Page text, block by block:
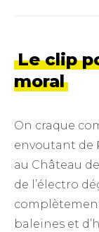
Le clip
moral
On craque
envoutant de
au Château
de l’électro
baleines et